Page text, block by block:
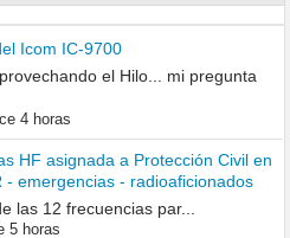
Icom IC-9700
el Hilo... mi pregunta
4 horas
HF asignada a Protección Civil en
- emergencias - radioaficionados
las 12 frecuencias par...
5 horas